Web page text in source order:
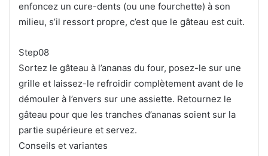
enfoncez un cure-dents (ou une fourchette) à son
milieu, s’il ressort propre, c’est que le gâteau est cuit.
Step08
Sortez le gâteau à l’ananas du four, posez-le sur une
grille et laissez-le refroidir complètement avant de le
démouler à l’envers sur une assiette. Retournez le
gâteau pour que les tranches d’ananas soient sur la
partie supérieure et servez.
Conseils et variantes